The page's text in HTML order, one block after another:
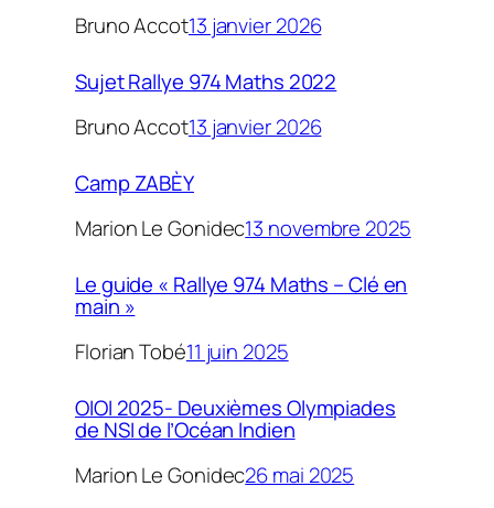
Bruno Accot13 janvier 2026
Sujet Rallye 974 Maths 2022
Bruno Accot13 janvier 2026
Camp ZABÈY
Marion Le Gonidec13 novembre 2025
Le guide « Rallye 974 Maths – Clé en
main »
Florian Tobé11 juin 2025
OIOI 2025- Deuxièmes Olympiades
de NSI de l’Océan Indien
Marion Le Gonidec26 mai 2025